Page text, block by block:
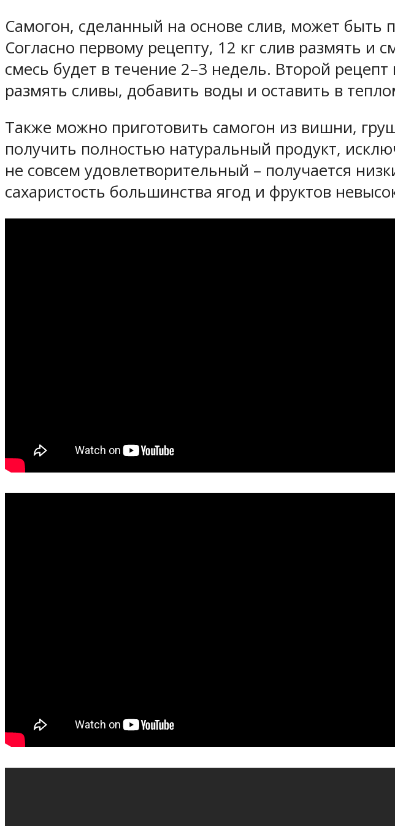
Самогон, сделанный на основе слив, может быть
Согласно первому рецепту, 12 кг слив размять и
смесь будет в течение 2–3 недель. Второй
размять сливы, добавить воды и оставить в
Также можно приготовить самогон из вишни,
получить полностью натуральный продукт,
не совсем удовлетворительный – получается
сахаристость большинства ягод и фруктов